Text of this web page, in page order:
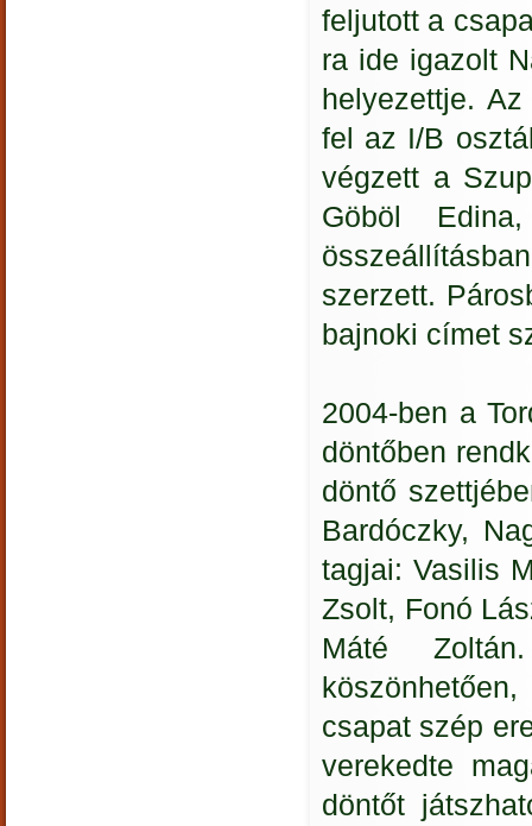
feljutott a
ra ide igazolt
helyezettje.
fel az I/B
végzett a
Göböl
szerzett.
bajnoki címet
2004-ben a
döntőben
döntő
Bardóczky,
tagjai: Vasilis
Zsolt, Fonó
Máté
csapat szép
verekedte
döntőt